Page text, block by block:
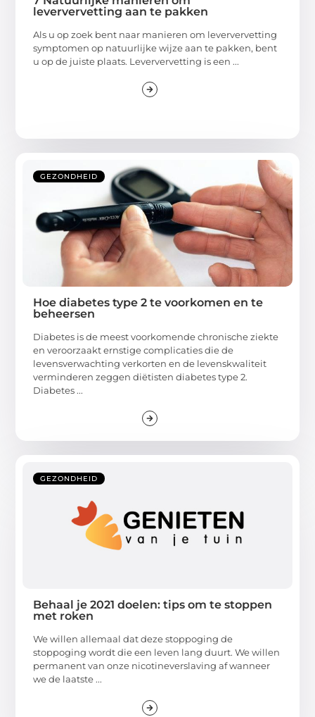
leververvetting aan te pakken
Als u op zoek bent naar manieren om leververvetting
symptomen op natuurlijke wijze aan te pakken, bent
u op de juiste plaats. Leververvetting is een ...
GEZONDHEID
Hoe diabetes type 2 te voorkomen en te
beheersen
Diabetes is de meest voorkomende chronische ziekte
en veroorzaakt ernstige complicaties die de
levensverwachting verkorten en de levenskwaliteit
verminderen zeggen diëtisten diabetes type 2.
Diabetes ...
GEZONDHEID
Behaal je 2021 doelen: tips om te stoppen
met roken
We willen allemaal dat deze stoppoging de
stoppoging wordt die een leven lang duurt. We willen
permanent van onze nicotineverslaving af wanneer
we de laatste ...